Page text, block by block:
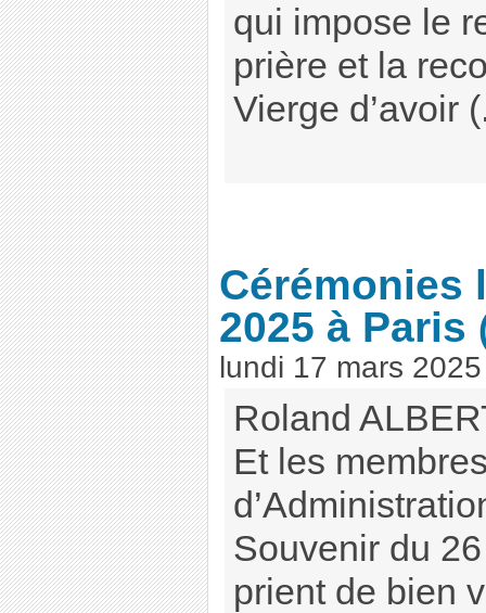
qui impose le
prière et la
Vierge d’avoir
Cérémonies
2025 à Paris
lundi 17 mars 2025
Roland
Et les
Souvenir du
prient de bien